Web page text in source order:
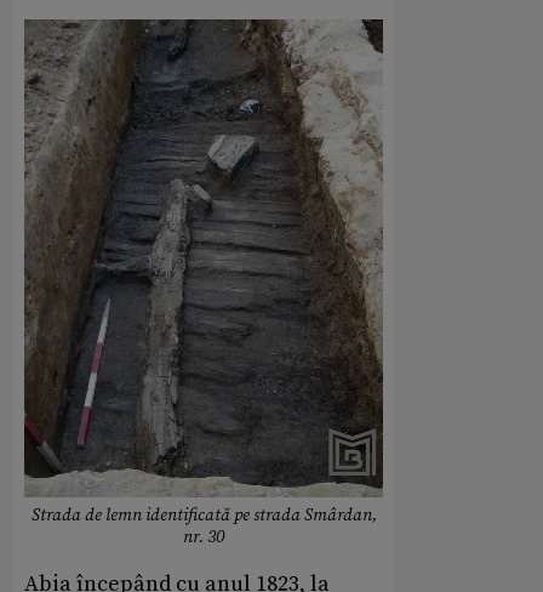
Strada de lemn identificată pe strada Smârdan,
nr. 30
Abia începând cu anul 1823, la